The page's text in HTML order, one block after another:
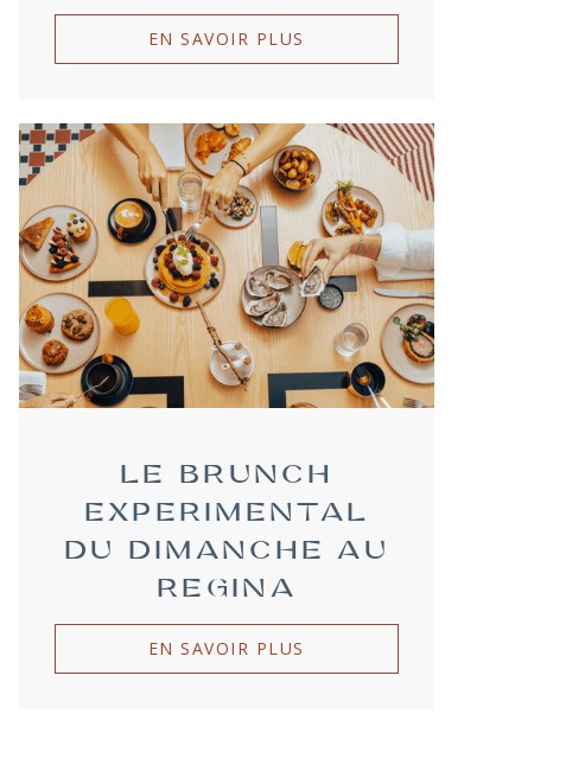
EN SAVOIR PLUS
LE BRUNCH
EXPERIMENTAL
DU DIMANCHE AU
REGINA
EN SAVOIR PLUS